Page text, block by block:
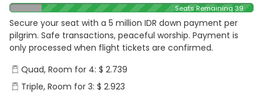
Seats Remaining 39
Secure your seat with a 5 million IDR down payment per
pilgrim. Safe transactions, peaceful worship. Payment is
only processed when flight tickets are confirmed.
Quad, Room for 4: $ 2.739
Triple, Room for 3: $ 2.923